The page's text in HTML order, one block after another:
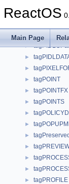
ReactOS
Main Page
►
►
►
►
►
► tagPOINT
► tagPOINTFX
► tagPOINTS
►
►
►
►
►
►
► tagPROFILE